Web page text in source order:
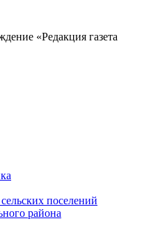
«Редакция газета
поселений
района